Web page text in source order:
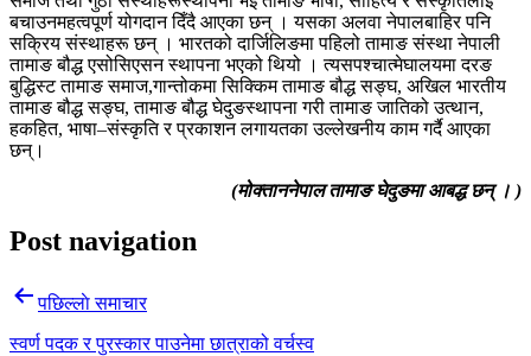
बचाउनमहत्वपूर्ण योगदान दिँदै आएका छन् । यसका अलवा नेपालबाहिर पनि
सक्रिय संस्थाहरू छन् । भारतको दार्जिलिङमा पहिलो तामाङ संस्था नेपाली
तामाङ बौद्ध एसोसिएसन स्थापना भएको थियो । त्यसपश्चात्मेघालयमा दरङ
बुद्धिस्ट तामाङ समाज,गान्तोकमा सिक्किम तामाङ बौद्ध सङ्घ, अखिल भारतीय
तामाङ बौद्ध सङ्घ, तामाङ बौद्ध घेदुङस्थापना गरी तामाङ जातिको उत्थान,
हकहित, भाषा–संस्कृति र प्रकाशन लगायतका उल्लेखनीय काम गर्दै आएका
छन्।
(मोक्ताननेपाल तामाङ घेदुङमा आबद्ध छन् । )
Post navigation
पछिल्लाे समाचार
स्वर्ण पदक र पुरस्कार पाउनेमा छात्राको वर्चस्व